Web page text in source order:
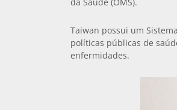
Taiwan possui um
políticas públicas de
enfermidades.